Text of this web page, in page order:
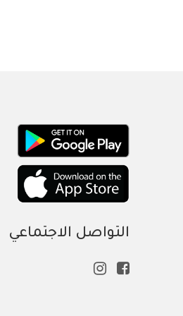
التواصل الاجتماعي